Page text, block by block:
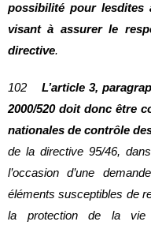
possibilité pour lesdites
visant à assurer le
directive.
102L’article 3,
2000/520 doit donc être
nationales de contrôle
de la directive 95/46,
l’occasion d’une
éléments susceptibles de
la protection de la